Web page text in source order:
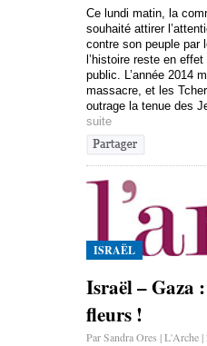
Ce lundi matin, la
souhaité attirer
contre son peuple par
l’histoire reste en
public. L’année 2014
massacre, et les
outrage la tenue des
suite
ISRAËL
Israël – Gaza
fleurs !
Par Sandra Ores | L'Arche